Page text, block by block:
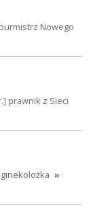
Nowego
prawnik z Sieci
»